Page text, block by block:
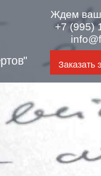
Ждем
+7 (995)
Заказать